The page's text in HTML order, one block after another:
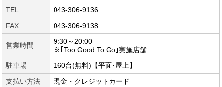
TEL 043-306-9136
FAX 043-306-9138
営業時間
9:30～20:00
※｢Too Good To Go｣実施店舗
駐車場 160台(無料)【平面･屋上】
支払い方法 現金・クレジットカード